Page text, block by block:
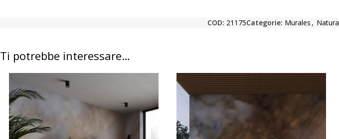
COD: 21175Categorie: Murales , Natura
Ti potrebbe interessare…